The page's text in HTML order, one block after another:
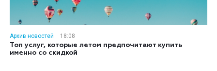
Архив новостей
18:08
Топ услуг, которые летом предпочитают купить
именно со скидкой